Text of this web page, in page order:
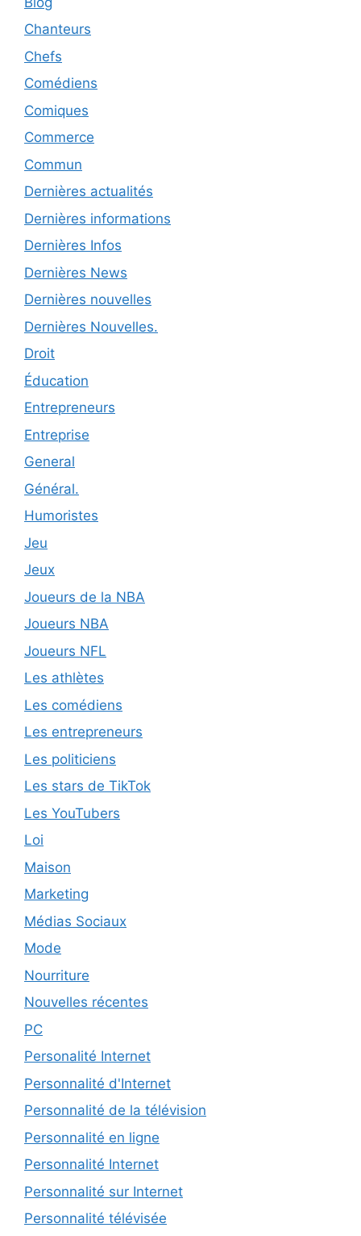
Chanteurs
Chefs
Comédiens
Comiques
Commerce
Commun
Dernières actualités
Dernières informations
Dernières Infos
Dernières News
Dernières nouvelles
Dernières Nouvelles.
Droit
Éducation
Entrepreneurs
Entreprise
General
Général.
Humoristes
Jeu
Jeux
Joueurs de la NBA
Joueurs NBA
Joueurs NFL
Les athlètes
Les comédiens
Les entrepreneurs
Les politiciens
Les stars de TikTok
Les YouTubers
Loi
Maison
Marketing
Médias Sociaux
Mode
Nourriture
Nouvelles récentes
PC
Personalité Internet
Personnalité d'Internet
Personnalité de la télévision
Personnalité en ligne
Personnalité Internet
Personnalité sur Internet
Personnalité télévisée